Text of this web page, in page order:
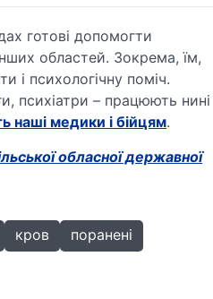
готові допомогти
областей. Зокрема, їм,
і психологічну поміч.
психіатри – працюють нині
наші медики і бійцям.
обласної державної
кров поранені